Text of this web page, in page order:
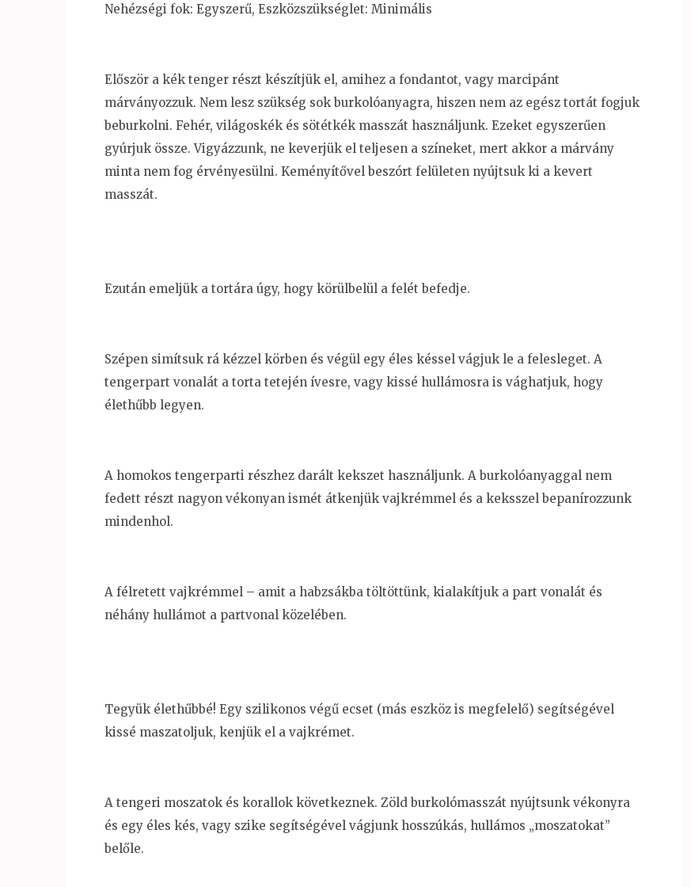
Nehézségi fok: Egyszerű, Eszközszükséglet: Minimális
Először a kék tenger részt készítjük el, amihez a fondantot, vagy marcipánt
márványozzuk. Nem lesz szükség sok burkolóanyagra, hiszen nem az egész tortát fogjuk
beburkolni. Fehér, világoskék és sötétkék masszát használjunk. Ezeket egyszerűen
gyúrjuk össze. Vigyázzunk, ne keverjük el teljesen a színeket, mert akkor a márvány
minta nem fog érvényesülni. Keményítővel beszórt felületen nyújtsuk ki a kevert
masszát.
Ezután emeljük a tortára úgy, hogy körülbelül a felét befedje.
Szépen simítsuk rá kézzel körben és végül egy éles késsel vágjuk le a felesleget. A
tengerpart vonalát a torta tetején ívesre, vagy kissé hullámosra is vághatjuk, hogy
élethűbb legyen.
A homokos tengerparti részhez darált kekszet használjunk. A burkolóanyaggal nem
fedett részt nagyon vékonyan ismét átkenjük vajkrémmel és a keksszel bepanírozzunk
mindenhol.
A félretett vajkrémmel – amit a habzsákba töltöttünk, kialakítjuk a part vonalát és
néhány hullámot a partvonal közelében.
Tegyük élethűbbé! Egy szilikonos végű ecset (más eszköz is megfelelő) segítségével
kissé maszatoljuk, kenjük el a vajkrémet.
A tengeri moszatok és korallok következnek. Zöld burkolómasszát nyújtsunk vékonyra
és egy éles kés, vagy szike segítségével vágjunk hosszúkás, hullámos „moszatokat”
belőle.